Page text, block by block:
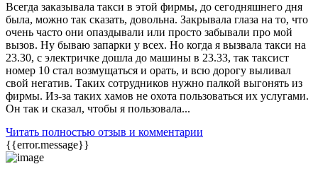
Всегда заказывала такси в этой фирмы, до сегодняшнего дня
была, можно так сказать, довольна. Закрывала глаза на то, что
очень часто они опаздывали или просто забывали про мой
вызов. Ну бываю запарки у всех. Но когда я вызвала такси на
23.30, с электричке дошла до машины в 23.33, так таксист
номер 10 стал возмущаться и орать, и всю дорогу выливал
свой негатив. Таких сотрудников нужно палкой выгонять из
фирмы. Из-за таких хамов не охота пользоваться их услугами.
Он так и сказал, чтобы я пользовала...
Читать полностью отзыв и комментарии
{{error.message}}